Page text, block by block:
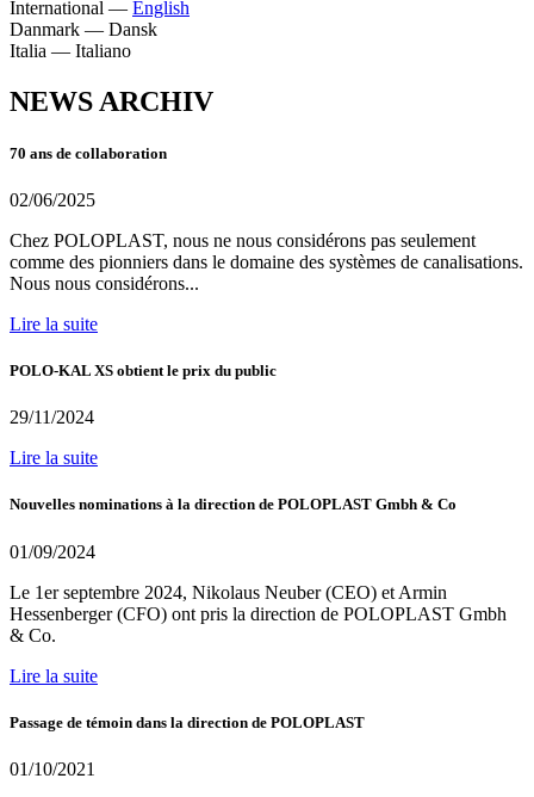
International — English
Danmark — Dansk
Italia — Italiano
NEWS ARCHIV
70 ans de collaboration
02/06/2025
Chez POLOPLAST, nous ne nous considérons pas seulement
comme des pionniers dans le domaine des systèmes de canalisations.
Nous nous considérons...
Lire la suite
POLO-KAL XS obtient le prix du public
29/11/2024
Lire la suite
Nouvelles nominations à la direction de POLOPLAST Gmbh & Co
01/09/2024
Le 1er septembre 2024, Nikolaus Neuber (CEO) et Armin
Hessenberger (CFO) ont pris la direction de POLOPLAST Gmbh
& Co.
Lire la suite
Passage de témoin dans la direction de POLOPLAST
01/10/2021